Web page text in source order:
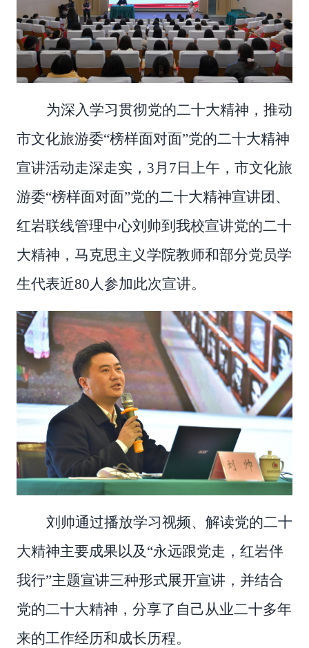
为深入学习贯彻党的二十大精神，推动
市文化旅游委“榜样面对面”党的二十大精神
宣讲活动走深走实， 3月7日 上午 ， 市文化旅
游委“榜样面对面”党的二十大精神宣讲团、
红岩联线管理中心刘帅到 我校宣讲党的二十
大精神， 马克思主义学院教师和部分党员学
生代表近80人参加此次宣讲。
刘帅通过播放学习视频、 解读党的二十
大精神主要成果以及 “永远跟党走，红岩伴
我行”主题宣讲三种形式展开宣讲，并结合
党的二十大精神 ，分享了自己从业二十多年
来的工作经历和成长历程。